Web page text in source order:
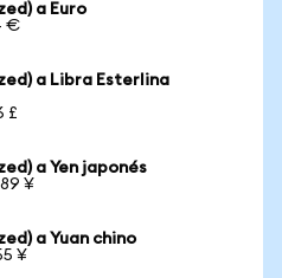
a Euro
€
a Libra Esterlina
£
a Yen japonés
¥
a Yuan chino
¥